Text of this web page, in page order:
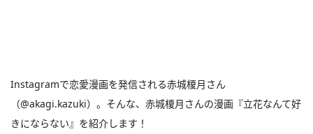
Instagramで恋愛漫画を発信される赤城榎月さん
（@akagi.kazuki）。そんな、赤城榎月さんの漫画『立花なんて好
きにならない』を紹介します！